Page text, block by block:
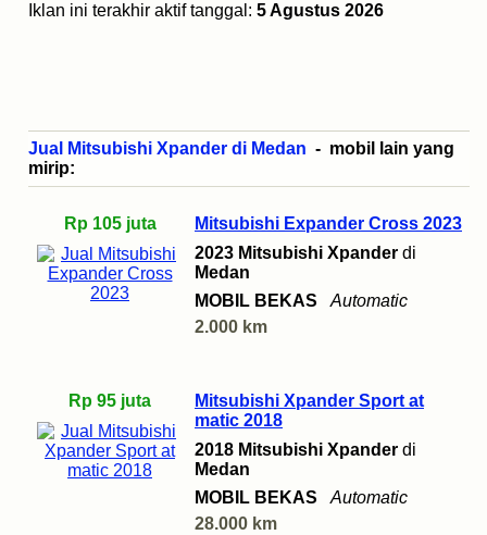
Iklan ini terakhir aktif tanggal: 5 Agustus 2026
Jual Mitsubishi Xpander di Medan - mobil lain yang
mirip:
Rp 105 juta
Mitsubishi Expander Cross 2023
2023 Mitsubishi Xpander di
Medan
MOBIL BEKAS
Automatic
2.000 km
Rp 95 juta
Mitsubishi Xpander Sport at
matic 2018
2018 Mitsubishi Xpander di
Medan
MOBIL BEKAS
Automatic
28.000 km